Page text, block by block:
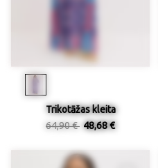
Trikotāžas kleita
64,90 € 48,68 €